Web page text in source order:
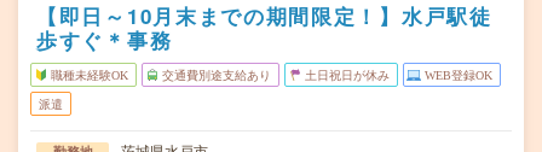
【即日～10月末までの期間限定！】水戸駅徒
歩すぐ＊事務
職種未経験OK 交通費別途支給あり 土日祝日が休み WEB登録OK
派遣